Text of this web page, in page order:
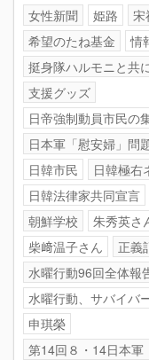
女性新聞
姫路 宋
希望のたね基金
情
挺身隊ハルモニと共
支援グッズ
日帝強制動員市民の
日本軍「慰安婦」問
日韓市民
日韓極右
日韓法律家共同宣言
朝鮮学校
朱秀英さ
柴﨑温子さん
正義
水曜行動96回全体報
水曜行動、サバイバ
申琪榮
第14回８・14日本